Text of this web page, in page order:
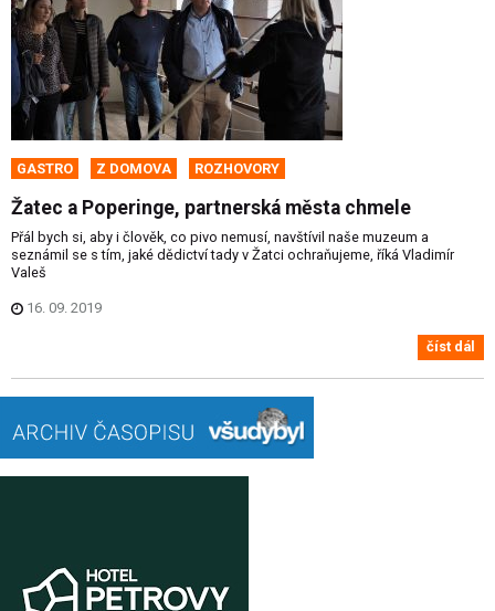
GASTRO Z DOMOVA ROZHOVORY
Žatec a Poperinge, partnerská města chmele
Přál bych si, aby i člověk, co pivo nemusí, navštívil naše muzeum a
seznámil se s tím, jaké dědictví tady v Žatci ochraňujeme, říká Vladimír
Valeš
16. 09. 2019
číst dál